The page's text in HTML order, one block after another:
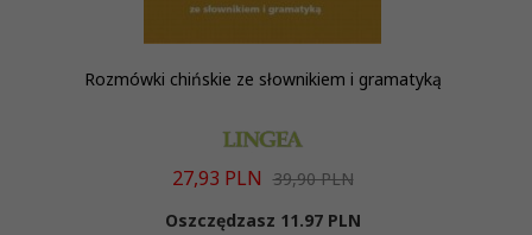
Rozmówki chińskie ze słownikiem i gramatyką
27,93 PLN 39,90 PLN
Oszczędzasz 11.97 PLN